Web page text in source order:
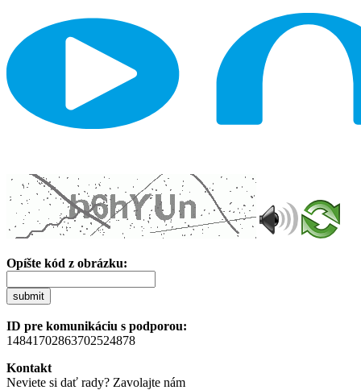
Opíšte kód z obrázku:
submit
ID pre komunikáciu s podporou:
14841702863702524878
Kontakt
Neviete si dať rady? Zavolajte nám